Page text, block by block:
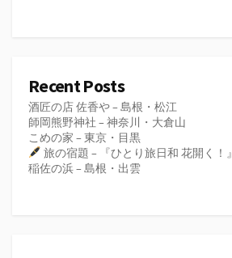
Recent Posts
酒匠の店 佐香や – 島根・松江
師岡熊野神社 – 神奈川・大倉山
こめの家 – 東京・目黒
旅の宿題 – 『ひとり旅日和 花開く！』
稲佐の浜 – 島根・出雲